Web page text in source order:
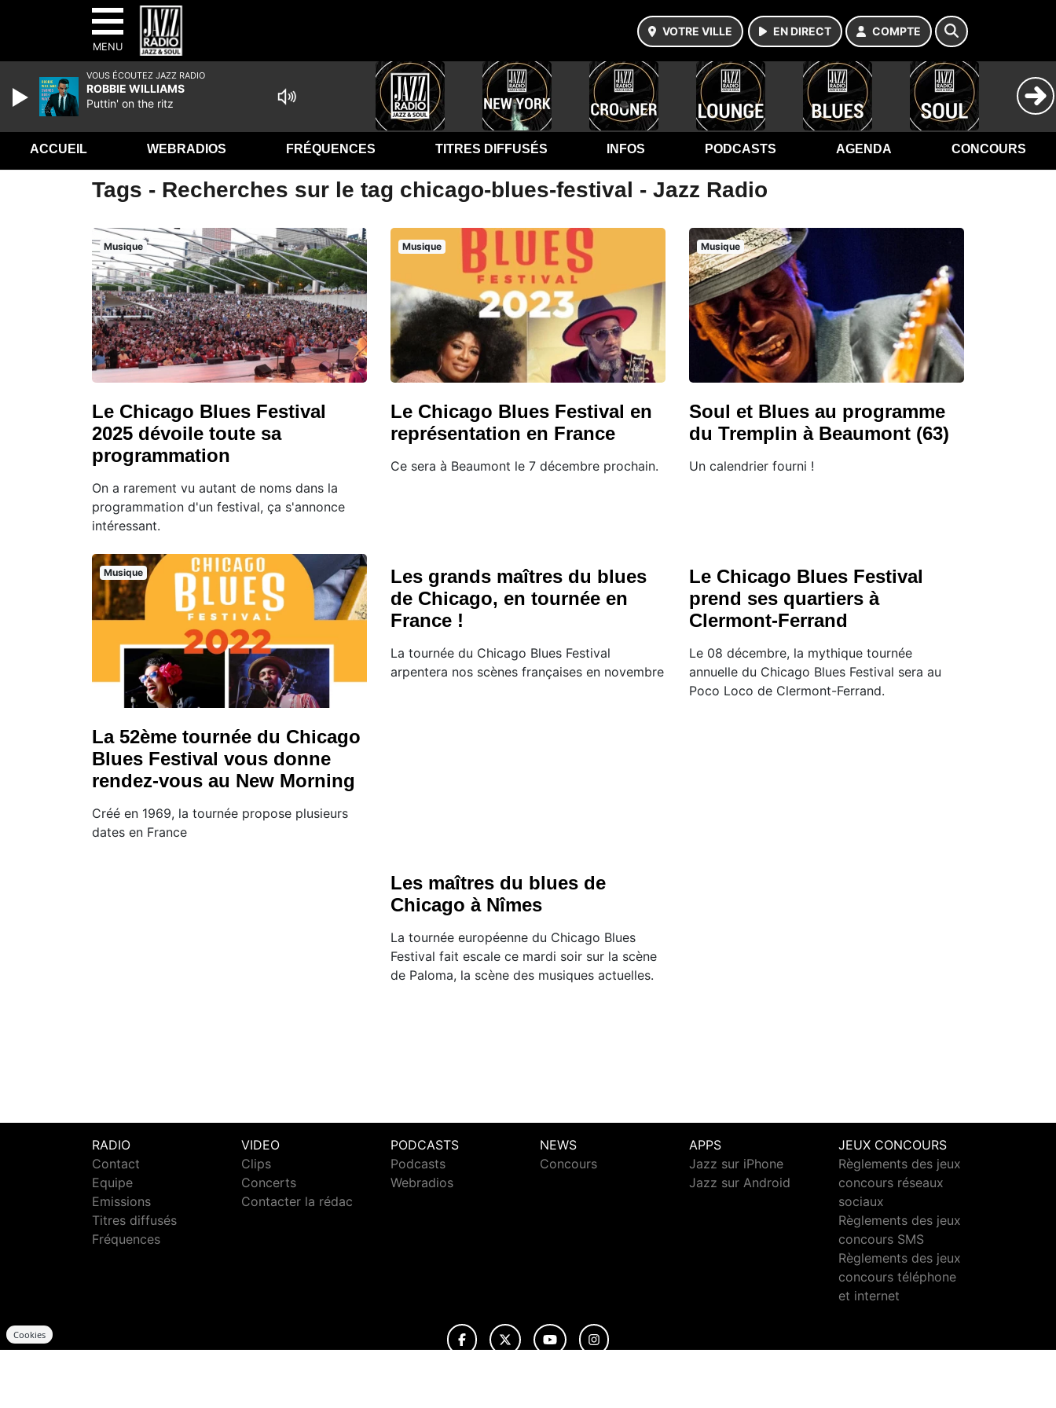
MENU
VOTRE VILLE EN DIRECT COMPTE
ACCUEIL WEBRADIOS FRÉQUENCES TITRES DIFFUSÉS INFOS PODCASTS AGENDA CONCOURS
Tags - Recherches sur le tag chicago-blues-festival - Jazz Radio
Musique
Le Chicago Blues Festival
2025 dévoile toute sa
programmation
On a rarement vu autant de noms dans la
programmation d'un festival, ça s'annonce
intéressant.
Musique
Le Chicago Blues Festival en
représentation en France
Ce sera à Beaumont le 7 décembre prochain.
Musique
Soul et Blues au programme
du Tremplin à Beaumont (63)
Un calendrier fourni !
Musique
La 52ème tournée du Chicago
Blues Festival vous donne
rendez-vous au New Morning
Créé en 1969, la tournée propose plusieurs
dates en France
Les grands maîtres du blues
de Chicago, en tournée en
France !
La tournée du Chicago Blues Festival
arpentera nos scènes françaises en novembre
Le Chicago Blues Festival
prend ses quartiers à
Clermont-Ferrand
Le 08 décembre, la mythique tournée
annuelle du Chicago Blues Festival sera au
Poco Loco de Clermont-Ferrand.
Les maîtres du blues de
Chicago à Nîmes
La tournée européenne du Chicago Blues
Festival fait escale ce mardi soir sur la scène
de Paloma, la scène des musiques actuelles.
RADIO
Contact
Equipe
Emissions
Titres diffusés
Fréquences
VIDEO
Clips
Concerts
Contacter la rédac
PODCASTS
Podcasts
Webradios
NEWS
Concours
APPS
Jazz sur iPhone
Jazz sur Android
JEUX CONCOURS
Règlements des jeux
concours réseaux
sociaux
Règlements des jeux
concours SMS
Règlements des jeux
concours téléphone
et internet
VOUS ÉCOUTEZ JAZZ RADIO
ROBBIE WILLIAMS
Puttin' on the ritz
Cookies